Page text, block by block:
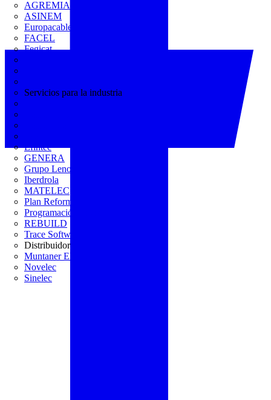
AGREMIA
ASINEM
Europacable
FACEL
Fegicat
Servicios para la industria
Efintec
GENERA
Grupo Lenor
Iberdrola
MATELEC
Plan Reforma
Programación Integral
REBUILD
Trace Software
Distribuidor
Muntaner Electro
Novelec
Sinelec